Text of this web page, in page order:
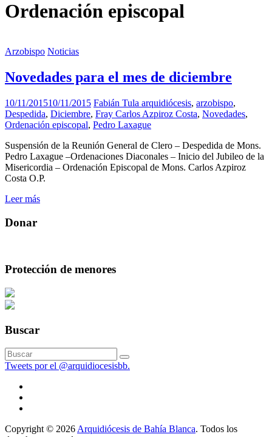
Ordenación episcopal
Arzobispo Noticias
Novedades para el mes de diciembre
10/11/201510/11/2015 Fabián Tula arquidiócesis, arzobispo,
Despedida, Diciembre, Fray Carlos Azpiroz Costa, Novedades,
Ordenación episcopal, Pedro Laxague
Suspensión de la Reunión General de Clero – Despedida de Mons.
Pedro Laxague –Ordenaciones Diaconales – Inicio del Jubileo de la
Misericordia – Ordenación Episcopal de Mons. Carlos Azpiroz
Costa O.P.
Leer más
Donar
Protección de menores
Buscar
Tweets por el @arquidiocesisbb.
Copyright © 2026Arquidiócesis de Bahía Blanca. Todos los